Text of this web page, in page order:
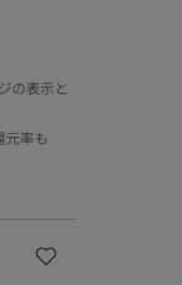
の表示と
元率も